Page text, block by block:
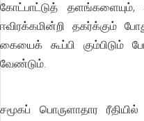
கோட்பாட்டுத்
ஈவிரக்கமின்றி தகர்க்கும்
கையைக் கூப்பி
வேண்டும்.
சமூகப் பொருளாதார